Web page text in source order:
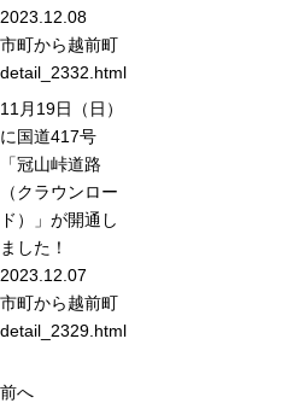
2023.12.08
市町から越前町
detail_2332.html
11月19日（日）
に国道417号
「冠山峠道路
（クラウンロー
ド）」が開通し
ました！
2023.12.07
市町から越前町
detail_2329.html
前へ